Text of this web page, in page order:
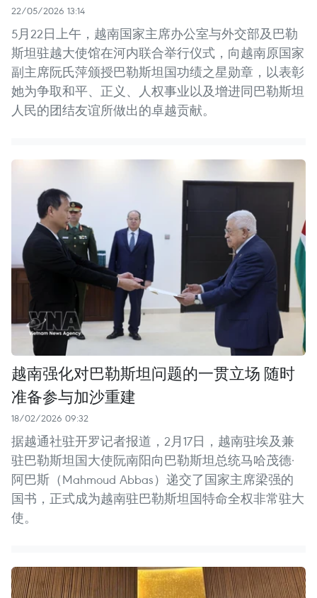
22/05/2026 13:14
5月22日上午，越南国家主席办公室与外交部及巴勒
斯坦驻越大使馆在河内联合举行仪式，向越南原国家
副主席阮氏萍颁授巴勒斯坦国功绩之星勋章，以表彰
她为争取和平、正义、人权事业以及增进同巴勒斯坦
人民的团结友谊所做出的卓越贡献。
越南强化对巴勒斯坦问题的一贯立场 随时
准备参与加沙重建
18/02/2026 09:32
据越通社驻开罗记者报道，2月17日，越南驻埃及兼
驻巴勒斯坦国大使阮南阳向巴勒斯坦总统马哈茂德·
阿巴斯（Mahmoud Abbas）递交了国家主席梁强的
国书，正式成为越南驻巴勒斯坦国特命全权非常驻大
使。